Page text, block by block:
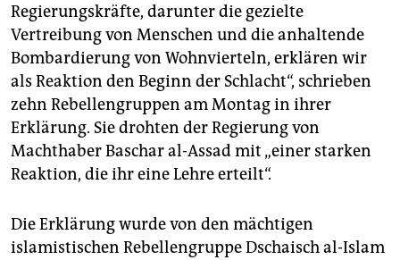
Regierungskräfte, darunter die gezielte
Vertreibung von Menschen und die anhaltende
Bombardierung von Wohnvierteln, erklären wir
als Reaktion den Beginn der Schlacht“, schrieben
zehn Rebellengruppen am Montag in ihrer
Erklärung. Sie drohten der Regierung von
Machthaber Baschar al-Assad mit „einer starken
Reaktion, die ihr eine Lehre erteilt“.
Die Erklärung wurde von den mächtigen
islamistischen Rebellengruppe Dschaisch al-Islam